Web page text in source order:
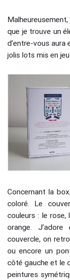
Malheureusement,
que je trouve un
d’entre-vous aura
jolis lots mis en
Concernant la
coloré. Le
couleurs : le rose,
orange.
couvercle, on
ou encore un
côté gauche et le
peintures